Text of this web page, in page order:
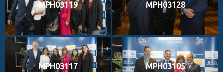
MPH03119 MPH03128
MPH03117 MPH03105